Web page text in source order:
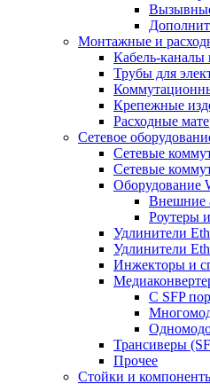
Монтажные и
Кабель-каналы
Трубы для
Крепежные
Расходные
Сетевое
Сетевые
Сетевые
Оборудование
Внешние
Роутеры
Удлинители
Удлинители
Инжекторы и
С SFP
Трансиверы
Прочее
Стойки и